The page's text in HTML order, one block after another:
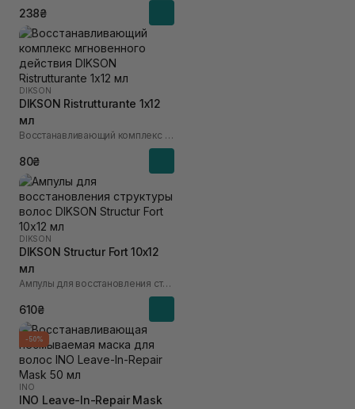
238₴
DIKSON
DIKSON Ristrutturante 1х12
мл
Восстанавливающий комплекс мгновенного действия
80₴
DIKSON
DIKSON Structur Fort 10х12
мл
Ампулы для восстановления структуры волос
610₴
-50%
INO
INO Leave-In-Repair Mask